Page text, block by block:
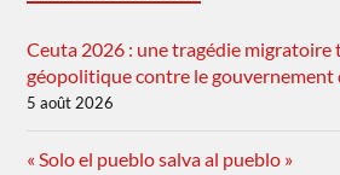
Ceuta 2026 : une tragédie migratoire
géopolitique contre le gouvernement
5 août 2026
« Solo el pueblo salva al pueblo »